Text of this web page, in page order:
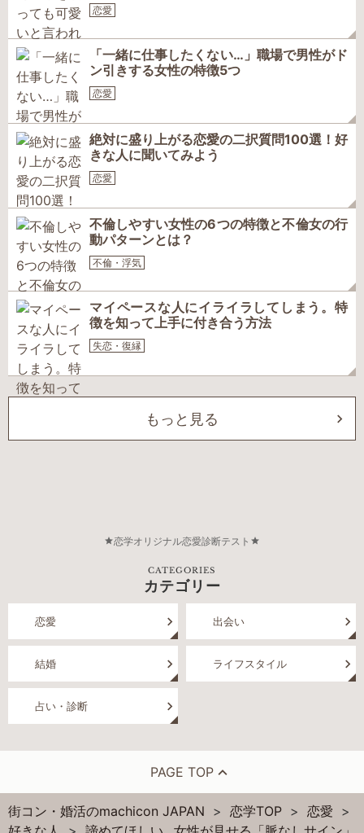
恋愛
「一緒に仕事したくない…」職場で男性がド
ン引きする女性の特徴5つ
恋愛
絶対に盛り上がる恋愛の二択質問100選！好
きな人に聞いてみよう
恋愛
不倫しやすい女性の6つの特徴と不倫女の行
動パターンとは？
不倫・浮気
マイペースな人にイライラしてしまう。特
徴を知って上手に付き合う方法
失恋・復縁
もっと見る
恋学オリジナル恋愛診断テスト
CATEGORIES
カテゴリー
恋愛 出会い
結婚 ライフスタイル
占い・診断
PAGE TOP
街コン・婚活のmachicon JAPAN 恋学TOP
恋愛